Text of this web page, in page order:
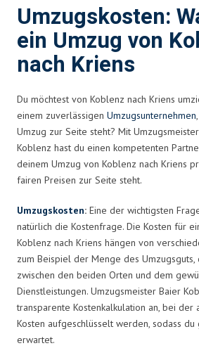
Umzugskosten:
ein Umzug von
nach Kriens
Du möchtest von Koblenz nach Kriens
einem zuverlässigen Umzugsunternehmen
Umzug zur Seite steht? Mit
Koblenz hast du einen kompetenten
deinem Umzug von Koblenz nach Kriens
fairen Preisen zur Seite steht.
Umzugskosten: Eine der wichtigsten
natürlich die Kostenfrage. Die Kosten für
Koblenz nach Kriens hängen von
zum Beispiel der Menge des Umzugsguts,
zwischen den beiden Orten und dem
Dienstleistungen. Umzugsmeister Baier
transparente Kostenkalkulation an, bei der
Kosten aufgeschlüsselt werden, sodass du
erwartet.